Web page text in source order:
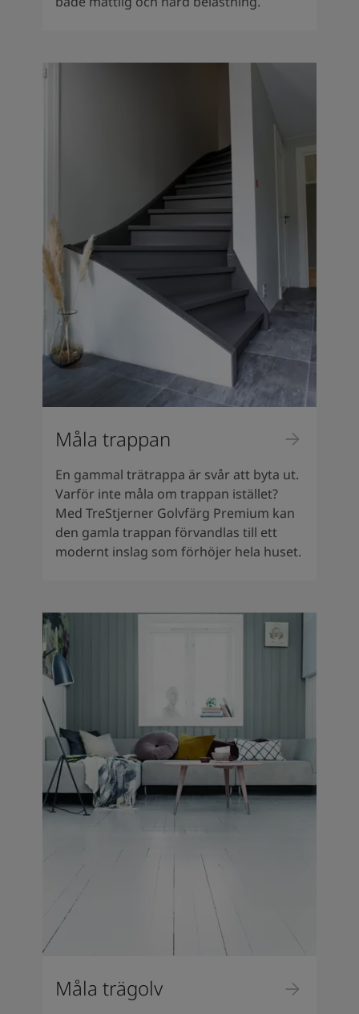
Måla trappan
En gammal trätrappa är svår att byta ut.
Varför inte måla om trappan istället?
Med TreStjerner Golvfärg Premium kan
den gamla trappan förvandlas till ett
modernt inslag som förhöjer hela huset.
Måla trägolv